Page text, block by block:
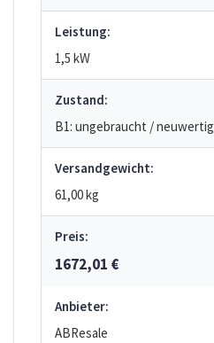
Leistung:
1,5 kW
Zustand:
B1: ungebraucht / neuwertig
Versandgewicht:
61,00 kg
Preis:
1672,01 €
Anbieter:
ABResale